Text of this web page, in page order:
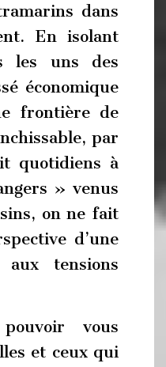
dans
En isolant
les uns des
économique
frontière de
par
quotidiens à
» venus
on ne fait
d’une
aux tensions
vous
et ceux qui